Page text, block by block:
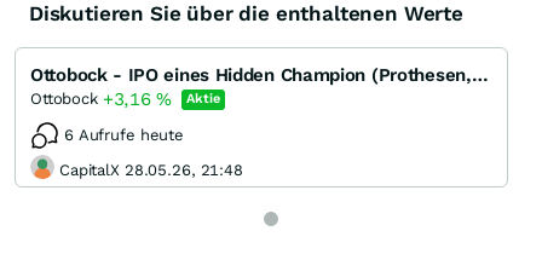
Diskutieren Sie über die enthaltenen Werte
Ottobock - IPO eines Hidden Champion (Prothesen, Orthesen, Rollstühle, Exoskelette)
Ottobock +3,16% Aktie
6 Aufrufe heute
CapitalX 28.05.26, 21:48